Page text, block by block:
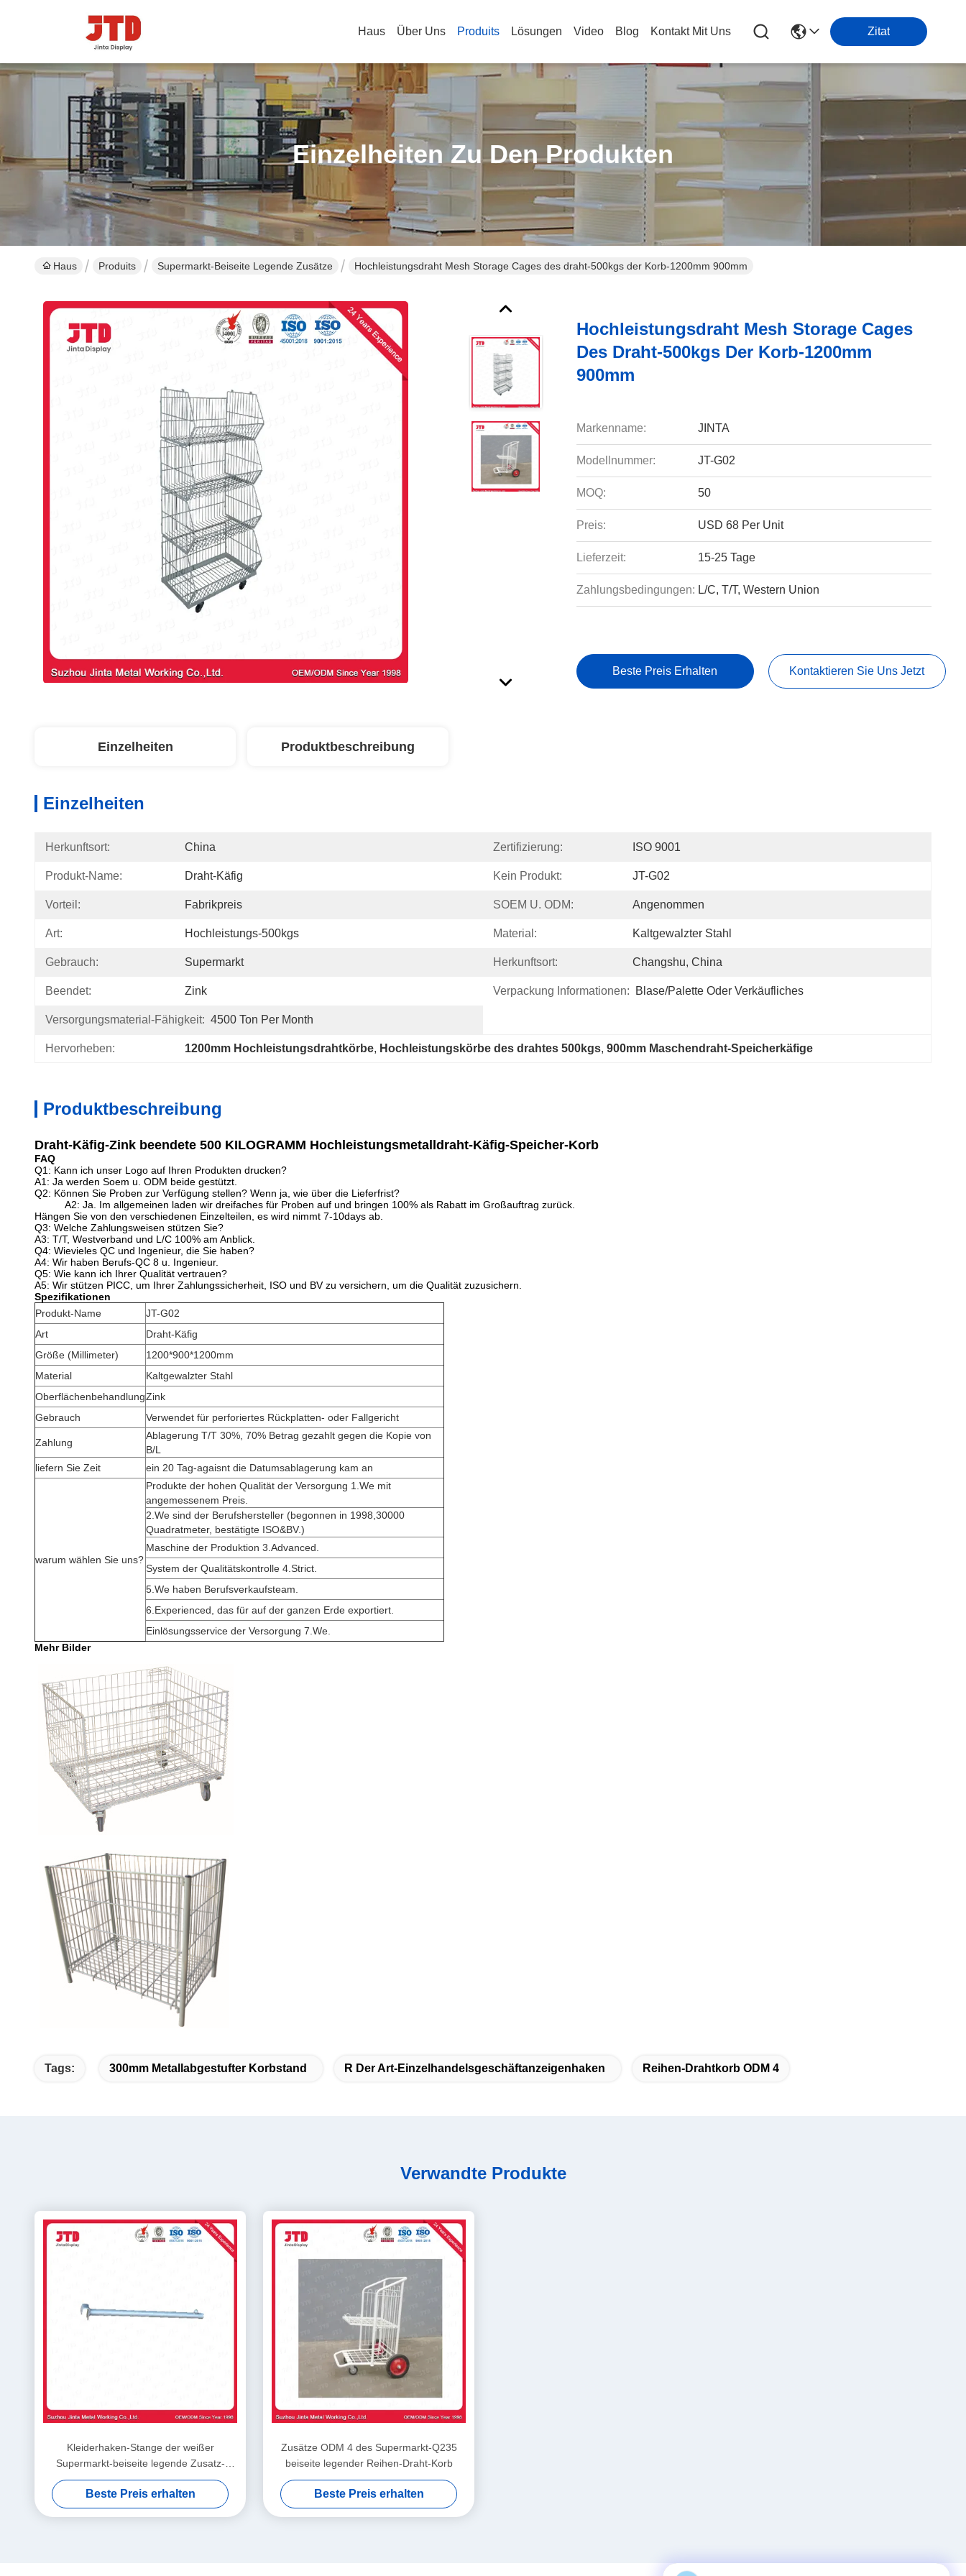
Haus Über Uns Produits Lösungen Video Blog Kontakt Mit Uns Zitat
Einzelheiten Zu Den Produkten
Haus Produits Supermarkt-Beiseite Legende Zusätze Hochleistungsdraht Mesh Storage Cages des draht-500kgs der Korb-1200mm 900mm
Hochleistungsdraht Mesh Storage Cages
Des Draht-500kgs Der Korb-1200mm
900mm
Markenname: JINTA
Modellnummer: JT-G02
MOQ: 50
Preis: USD 68 Per Unit
Lieferzeit: 15-25 Tage
Zahlungsbedingungen: L/C, T/T, Western Union
Beste Preis Erhalten Kontaktieren Sie Uns Jetzt
Einzelheiten Produktbeschreibung
Einzelheiten
Herkunftsort: China Zertifizierung: ISO 9001
Produkt-Name: Draht-Käfig Kein Produkt: JT-G02
Vorteil: Fabrikpreis SOEM U. ODM: Angenommen
Art: Hochleistungs-500kgs Material: Kaltgewalzter Stahl
Gebrauch: Supermarkt Herkunftsort: Changshu, China
Beendet: Zink Verpackung Informationen: Blase/Palette Oder Verkäufliches
Versorgungsmaterial-Fähigkeit: 4500 Ton Per Month
Hervorheben: 1200mm Hochleistungsdrahtkörbe, Hochleistungskörbe des drahtes 500kgs, 900mm Maschendraht-Speicherkäfige
Produktbeschreibung
Draht-Käfig-Zink beendete 500 KILOGRAMM Hochleistungsmetalldraht-Käfig-Speicher-Korb
FAQ
Q1: Kann ich unser Logo auf Ihren Produkten drucken?
A1: Ja werden Soem u. ODM beide gestützt.
Q2: Können Sie Proben zur Verfügung stellen? Wenn ja, wie über die Lieferfrist?
A2: Ja. Im allgemeinen laden wir dreifaches für Proben auf und bringen 100% als Rabatt im Großauftrag zurück.
Hängen Sie von den verschiedenen Einzelteilen, es wird nimmt 7-10days ab.
Q3: Welche Zahlungsweisen stützen Sie?
A3: T/T, Westverband und L/C 100% am Anblick.
Q4: Wievieles QC und Ingenieur, die Sie haben?
A4: Wir haben Berufs-QC 8 u. Ingenieur.
Q5: Wie kann ich Ihrer Qualität vertrauen?
A5: Wir stützen PICC, um Ihrer Zahlungssicherheit, ISO und BV zu versichern, um die Qualität zuzusichern.
Spezifikationen
Produkt-Name
JT-G02
Art
Draht-Käfig
Größe (Millimeter)
1200*900*1200mm
Material
Kaltgewalzter Stahl
OberflächenbehandlungZink
Gebrauch
Verwendet für perforiertes Rückplatten- oder Fallgericht
Zahlung
Ablagerung T/T 30%, 70% Betrag gezahlt gegen die Kopie von
B/L
liefern Sie Zeit
ein 20 Tag-agaisnt die Datumsablagerung kam an
warum wählen Sie uns?
Produkte der hohen Qualität der Versorgung 1.We mit
angemessenem Preis.
2.We sind der Berufshersteller (begonnen in 1998,30000
Quadratmeter, bestätigte ISO&BV.)
Maschine der Produktion 3.Advanced.
System der Qualitätskontrolle 4.Strict.
5.We haben Berufsverkaufsteam.
6.Experienced, das für auf der ganzen Erde exportiert.
Einlösungsservice der Versorgung 7.We.
Mehr Bilder
Tags: 300mm Metallabgestufter Korbstand R Der Art-Einzelhandelsgeschäftanzeigenhaken Reihen-Drahtkorb ODM 4
Verwandte Produkte
Kleiderhaken-Stange der weißer
Supermarkt-beiseite legende Zusatz-
1000mm
Beste Preis erhalten
Zusätze ODM 4 des Supermarkt-Q235
beiseite legender Reihen-Draht-Korb
Beste Preis erhalten